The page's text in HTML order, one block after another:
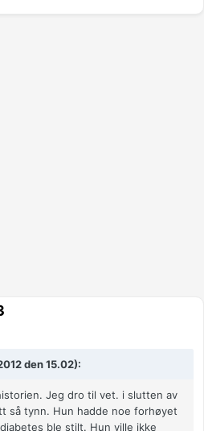
den 15.02):
Jeg dro til vet. i slutten av
så tynn. Hun hadde noe forhøyet
ble stilt. Hun ville ikke